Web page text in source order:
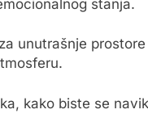
stanja.
unutrašnje
kako biste se